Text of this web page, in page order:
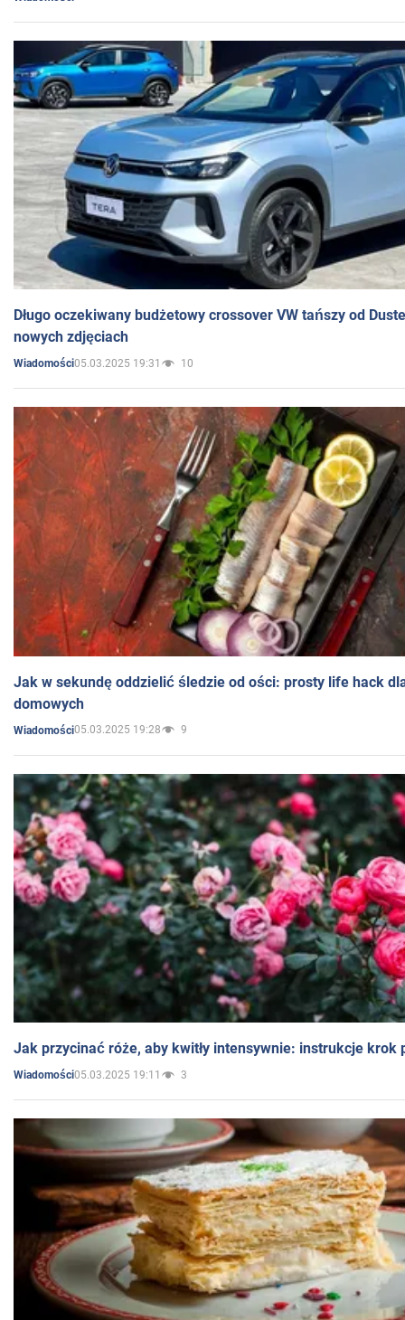
Długo oczekiwany budżetowy crossover VW tańszy od
nowych zdjęciach
Wiadomości05.03.2025 19:31 10
Jak w sekundę oddzielić śledzie od ości: prosty life hack
domowych
Wiadomości05.03.2025 19:28 9
Jak przycinać róże, aby kwitły intensywnie: instrukcje krok
Wiadomości05.03.2025 19:11 3